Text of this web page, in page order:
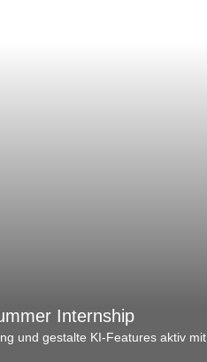
Internship
und gestalte KI-Features aktiv mit.